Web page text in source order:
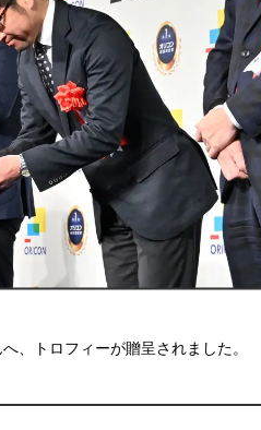
、トロフィーが贈呈されました。